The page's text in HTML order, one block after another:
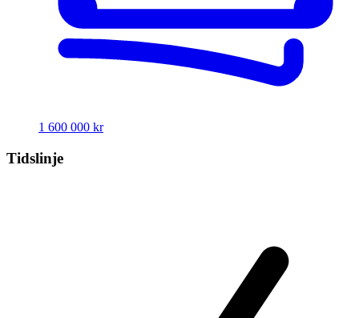
1 600 000 kr
Tidslinje